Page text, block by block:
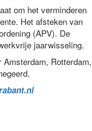
om het verminderen
Het afsteken van
(APV). De
jaarwisseling.
Rotterdam,